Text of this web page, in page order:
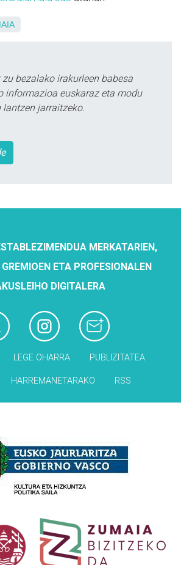
bezalako irakurleen babesa
informazioa euskaraz eta modu
jarraitzeko.
MERKATARIEN,
ETA PROFESIONALEN
DIGITALERA
LEGE OHARRA PUBLIZITATEA
HARREMANETARAKO RSS